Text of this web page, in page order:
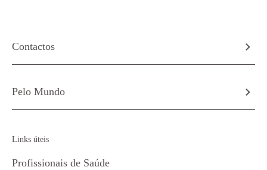
Contactos
Pelo Mundo
Links úteis
Profissionais de Saúde